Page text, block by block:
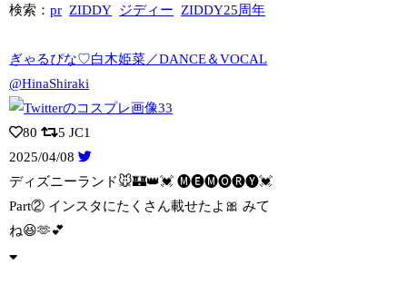
検索：pr ZIDDY ジディー ZIDDY25周年
ぎゃるぴな♡白木姫菜／DANCE＆VOCAL
@HinaShiraki
80 5 JC1
2025/04/08
ディズニーランド🐭🏰👑💓 🅜🅔🅜🅞🅡🅨💓
Part② インスタにたくさん載せたよ 🎀 みて
ね😆🫶💕︎︎